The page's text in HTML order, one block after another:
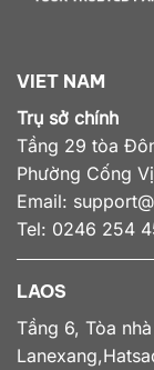
VIET NAM
Trụ sở chính
Tầng 29 tòa
Phường Cống
Email:
Tel: 0246 254
LAOS
Tầng 6, Tòa